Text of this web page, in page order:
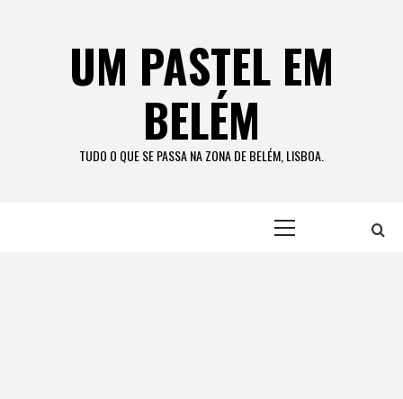
UM PASTEL EM
BELÉM
TUDO O QUE SE PASSA NA ZONA DE BELÉM, LISBOA.